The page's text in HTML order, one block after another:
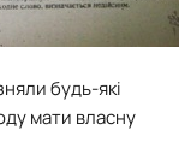
будь-які
мати власну